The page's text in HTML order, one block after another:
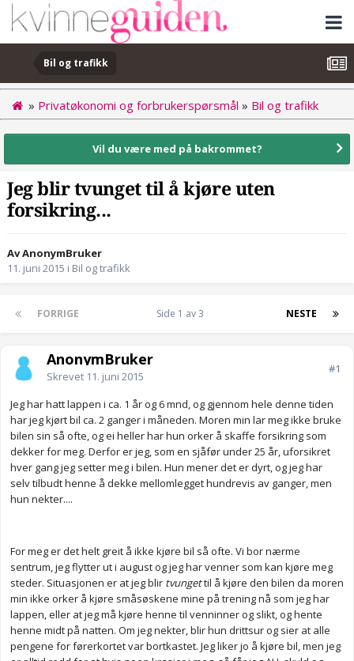
Bil og trafikk
» Privatøkonomi og forbrukerspørsmål » Bil og trafikk
Vil du være med på bakrommet?
Jeg blir tvunget til å kjøre uten
forsikring...
Av AnonymBruker
11. juni 2015 i Bil og trafikk
FORRIGE NESTE
Side 1 av 3
AnonymBruker
Skrevet 11. juni 2015
#1
Jeg har hatt lappen i ca. 1 år og 6 mnd, og gjennom hele denne tiden
har jeg kjørt bil ca. 2 ganger i måneden. Moren min lar meg ikke bruke
bilen sin så ofte, og ei heller har hun orker å skaffe forsikring som
dekker for meg. Derfor er jeg, som en sjåfør under 25 år, uforsikret
hver gang jeg setter meg i bilen. Hun mener det er dyrt, og jeg har
selv tilbudt henne å dekke mellomlegget hundrevis av ganger, men
hun nekter....
For meg er det helt greit å ikke kjøre bil så ofte. Vi bor nærme
sentrum, jeg flytter ut i august og jeg har venner som kan kjøre meg
steder. Situasjonen er at jeg blir tvungettil å kjøre den bilen da moren
min ikke orker å kjøre småsøskene mine på trening nå som jeg har
lappen, eller at jeg må kjøre henne til venninner og slikt, og hente
henne midt på natten. Om jeg nekter, blir hun drittsur og sier at alle
pengene for førerkortet var bortkastet. Jeg liker jo å kjøre bil, men jeg